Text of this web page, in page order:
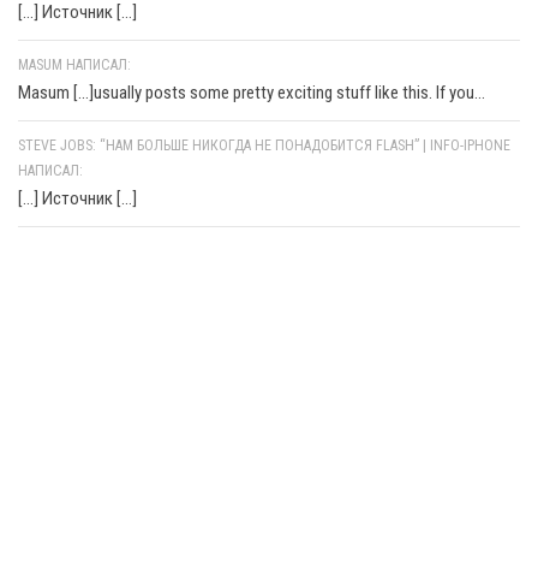
[…] Источник […]
MASUM НАПИСАЛ:
Masum [...]usually posts some pretty exciting stuff like this. If you...
STEVE JOBS: “НАМ БОЛЬШЕ НИКОГДА НЕ ПОНАДОБИТСЯ FLASH” | INFO-IPHONE
НАПИСАЛ:
[…] Источник […]